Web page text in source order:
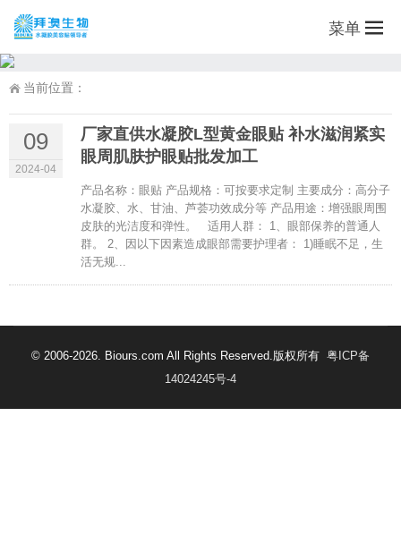
菜单
当前位置：
09
2024-04
厂家直供水凝胶L型黄金眼贴 补水滋润紧实
眼周肌肤护眼贴批发加工
产品名称：眼贴 产品规格：可按要求定制 主要成分：高分子
水凝胶、水、甘油、芦荟功效成分等 产品用途：增强眼周围
皮肤的光洁度和弹性。 适用人群： 1、眼部保养的普通人
群。 2、因以下因素造成眼部需要护理者： 1)睡眠不足，生
活无规...
© 2006-2026. Biours.com All Rights Reserved.版权所有 粤ICP备
14024245号-4